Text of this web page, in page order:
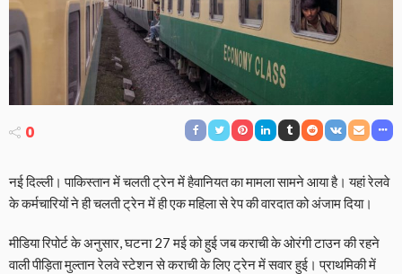
0
नई दिल्ली। पाकिस्तान में चलती ट्रेन में हैवानियत का मामला सामने आया है। यहां रेलवे
के कर्मचारियों ने ही चलती ट्रेन में ही एक महिला से रेप की वारदात को अंजाम दिया।
मीडिया रिपोर्ट के अनुसार, घटना 27 मई को हुई जब कराची के ओरंगी टाउन की रहने
वाली पीड़िता मुल्तान रेलवे स्टेशन से कराची के लिए ट्रेन में सवार हुई। प्राथमिकी में